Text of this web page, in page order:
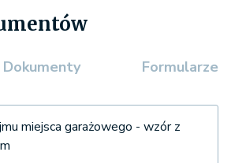
Dokumenty Formularze
miejsca garażowego - wzór z